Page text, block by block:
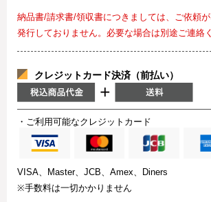
納品書/請求書/領収書につきましては、ご依頼
発行しておりません。必要な場合は別途ご連絡
クレジットカード決済（前払い）
・ご利用可能なクレジットカード
VISA、Master、JCB、Amex、Diners
※手数料は一切かかりません